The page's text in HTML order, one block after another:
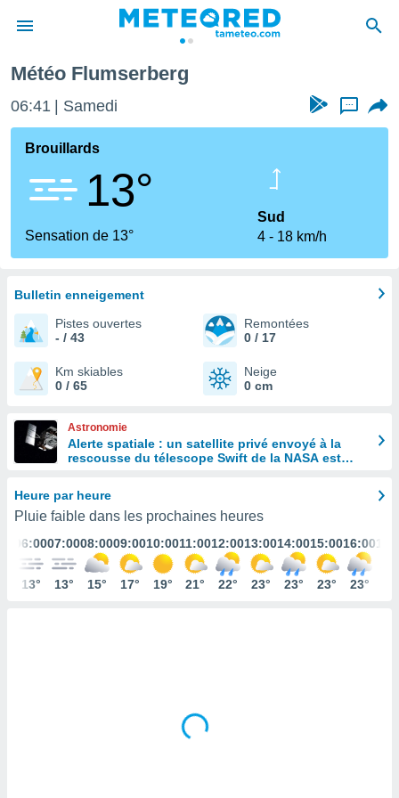
de
par
en
les
des
par le
ACCEPTER
CONTINUER
PARAMÈTRES
Météo Flumserberg
06:41 Samedi ...
Brouillards
13°
Sensation de 13°
Sud
4
18 km/h
Bulletin enneigement
Pistes ouvertes
- / 43
Remontées
0 / 17
Km skiables
0 / 65
Neige
0 cm
Astronomie
Alerte spatiale : un satellite privé envoyé à la
rescousse du télescope Swift de la NASA est
Heure par heure
Pluie faible dans les prochaines heures
06:00
13°
07:00
13°
08:00
15°
09:00
17°
10:00
19°
11:00
21°
12:00
22°
13:00
23°
14:00
23°
15:00
23°
16:00
23°